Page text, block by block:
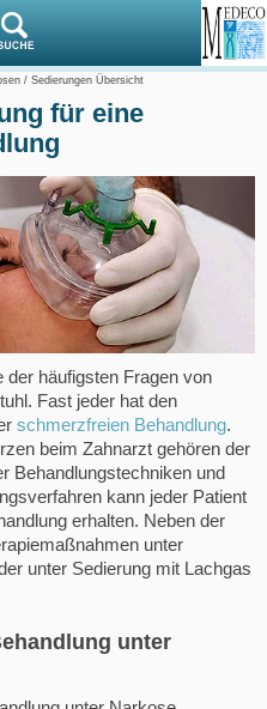
/ Sedierungen Übersicht
für eine
der häufigsten Fragen von
Fast jeder hat den
schmerzfreien Behandlung.
beim Zahnarzt gehören der
Behandlungstechniken und
kann jeder Patient
erhalten. Neben der
unter
unter Sedierung mit Lachgas
unter